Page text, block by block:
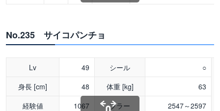
No.235 サイコパンチョ
Lv 49 シール
○
身長 [cm]
48 体重 [kg]
63
経験値
1067 ブラー
2547～2597